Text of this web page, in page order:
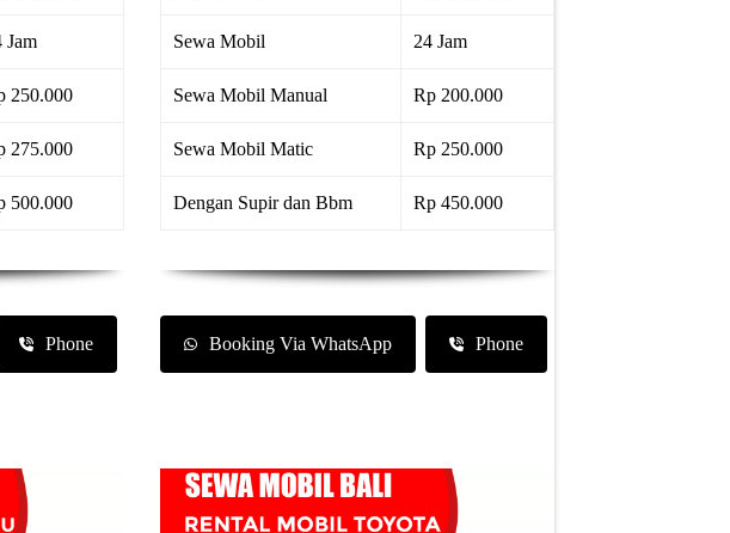
Jam
250.000
275.000
500.000
Phone
Sewa Mobil 24 Jam
Sewa Mobil Manual Rp 200.000
Sewa Mobil Matic Rp 250.000
Dengan Supir dan Bbm Rp 450.000
Booking Via WhatsApp Phone